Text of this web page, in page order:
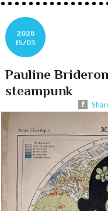
2026
15/03
Pauline
steampunk